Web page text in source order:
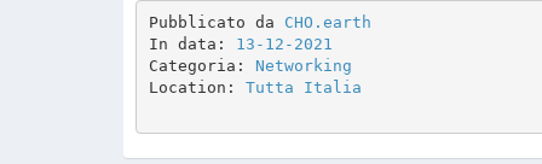
Pubblicato da CHO.earth
In data: 13-12-2021
Categoria: Networking
Location: Tutta Italia